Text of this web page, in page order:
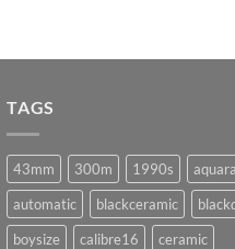
TAGS
43mm 300m 1990s
automatic
blackceramic
boysize
calibre16
ceramic